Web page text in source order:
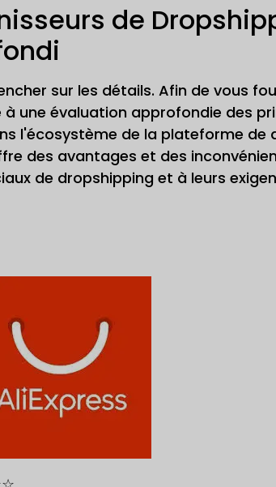
de
sur les détails. Afin de vous
une évaluation approfondie des
l'écosystème de la plateforme de
des avantages et des
de dropshipping et à leurs